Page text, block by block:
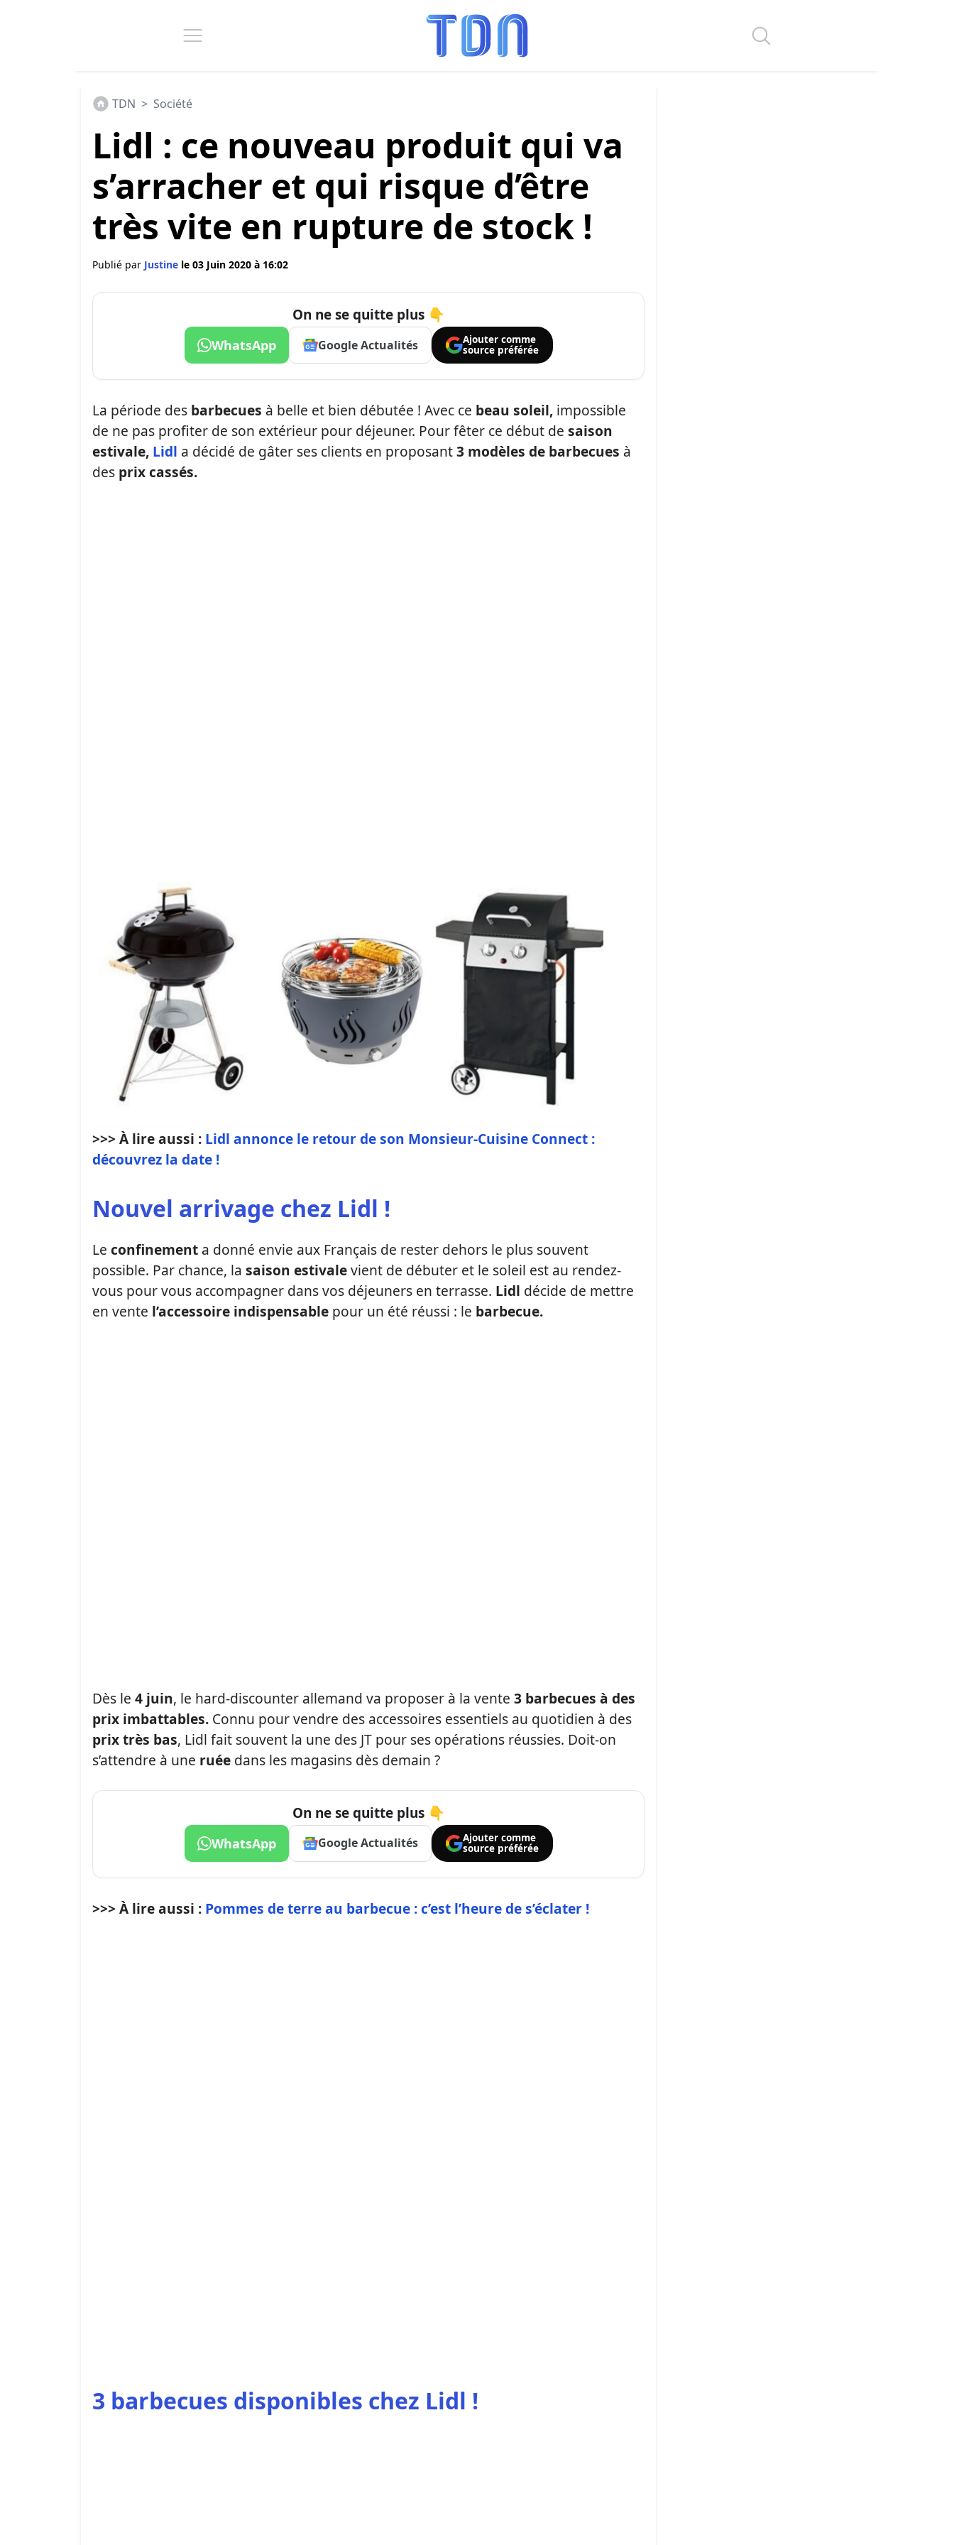
TDN > Société
Lidl : ce nouveau produit qui va
s’arracher et qui risque d’être
très vite en rupture de stock !
Publié par Justine le 03 Juin 2020 à 16:02
On ne se quitte plus 👇
WhatsApp Google Actualités
Ajouter comme
source préférée
La période des barbecues à belle et bien débutée ! Avec ce beau soleil, impossible
de ne pas profiter de son extérieur pour déjeuner. Pour fêter ce début de saison
estivale, Lidl a décidé de gâter ses clients en proposant3 modèles de barbecues à
des prix cassés.
>>> À lire aussi : Lidl annonce le retour de son Monsieur-Cuisine Connect :
découvrez la date !
Nouvel arrivage chez Lidl !
Le confinement a donné envie aux Français de rester dehors le plus souvent
possible. Par chance, la saison estivalevient de débuter et le soleil est au rendez-
vous pour vous accompagner dans vos déjeuners en terrasse. Lidl décide de mettre
en vente l’accessoire indispensable pour un été réussi : le barbecue.
Dès le 4 juin, le hard-discounter allemand va proposer à la vente 3 barbecues à des
prix imbattables. Connu pour vendre des accessoires essentiels au quotidien à des
prix très bas, Lidl fait souvent la une des JT pour ses opérations réussies. Doit-on
s’attendre à une ruée dans les magasins dès demain ?
On ne se quitte plus 👇
WhatsApp Google Actualités
Ajouter comme
source préférée
>>> À lire aussi : Pommes de terre au barbecue : c’est l’heure de s’éclater !
3 barbecues disponibles chez Lidl !